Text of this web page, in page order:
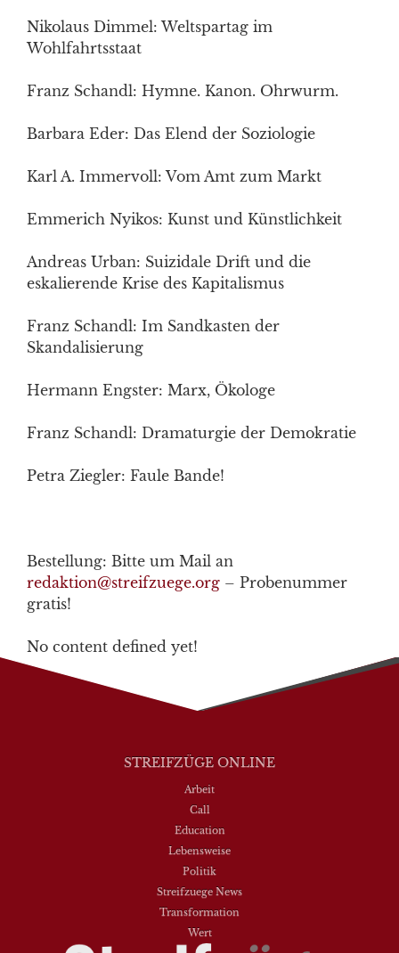
Nikolaus Dimmel: Weltspartag im
Wohlfahrtsstaat
Franz Schandl: Hymne. Kanon. Ohrwurm.
Barbara Eder: Das Elend der Soziologie
Karl A. Immervoll: Vom Amt zum Markt
Emmerich Nyikos: Kunst und Künstlichkeit
Andreas Urban: Suizidale Drift und die
eskalierende Krise des Kapitalismus
Franz Schandl: Im Sandkasten der
Skandalisierung
Hermann Engster: Marx, Ökologe
Franz Schandl: Dramaturgie der Demokratie
Petra Ziegler: Faule Bande!
Bestellung: Bitte um Mail an
redaktion@streifzuege.org – Probenummer
gratis!
No content defined yet!
STREIFZÜGE ONLINE
Arbeit
Call
Education
Lebensweise
Politik
Streifzuege News
Transformation
Wert